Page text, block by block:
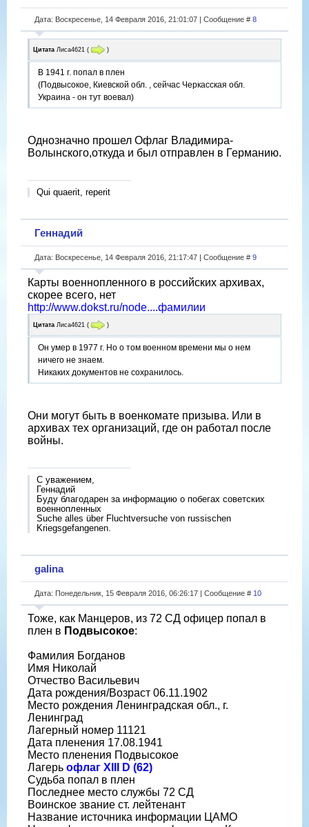
Дата: Воскресенье, 14 Февраля 2016, 21:01:07 | Сообщение # 8
Цитата Лиса4621 ( )
В 1941 г. попал в плен
(Подвысокое, Киевской обл. , сейчас Черкасская обл.
Украина - он тут воевал)
Однозначно прошел Офлаг Владимира-
Волынского,откуда и был отправлен в Германию.
Qui quaerit, reperit
Геннадий
Дата: Воскресенье, 14 Февраля 2016, 21:17:47 | Сообщение # 9
Карты военнопленного в российских архивах,
скорее всего, нет
http://www.dokst.ru/node....фамилии
Цитата Лиса4621 ( )
Он умер в 1977 г. Но о том военном времени мы о нем
ничего не знаем.
Никаких документов не сохранилось.
Они могут быть в военкомате призыва. Или в
архивах тех организаций, где он работал после
войны.
С уважением,
Геннадий
Буду благодарен за информацию о побегах советских
военнопленных
Suche alles über Fluchtversuche von russischen
Kriegsgefangenen.
galina
Дата: Понедельник, 15 Февраля 2016, 06:26:17 | Сообщение # 10
Тоже, как Манцеров, из 72 СД офицер попал в
плен в Подвысокое:
Фамилия Богданов
Имя Николай
Отчество Васильевич
Дата рождения/Возраст 06.11.1902
Место рождения Ленинградская обл., г.
Ленинград
Лагерный номер 11121
Дата пленения 17.08.1941
Место пленения Подвысокое
Лагерь офлаг XIII D (62)
Судьба попал в плен
Последнее место службы 72 СД
Воинское звание ст. лейтенант
Название источника информации ЦАМО